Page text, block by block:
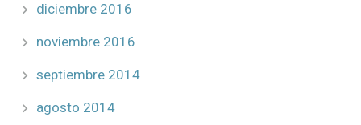
diciembre 2016
noviembre 2016
septiembre 2014
agosto 2014